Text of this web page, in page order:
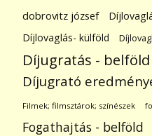
dobrovitz józsef
Díjlovaglás- külföld
Díjugratás - belföld
Díjugrató
Filmek; filmsztárok; színészek
Fogathajtás - belföld